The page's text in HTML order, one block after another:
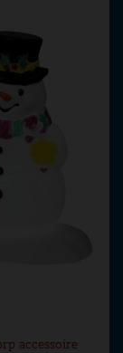
accessoire